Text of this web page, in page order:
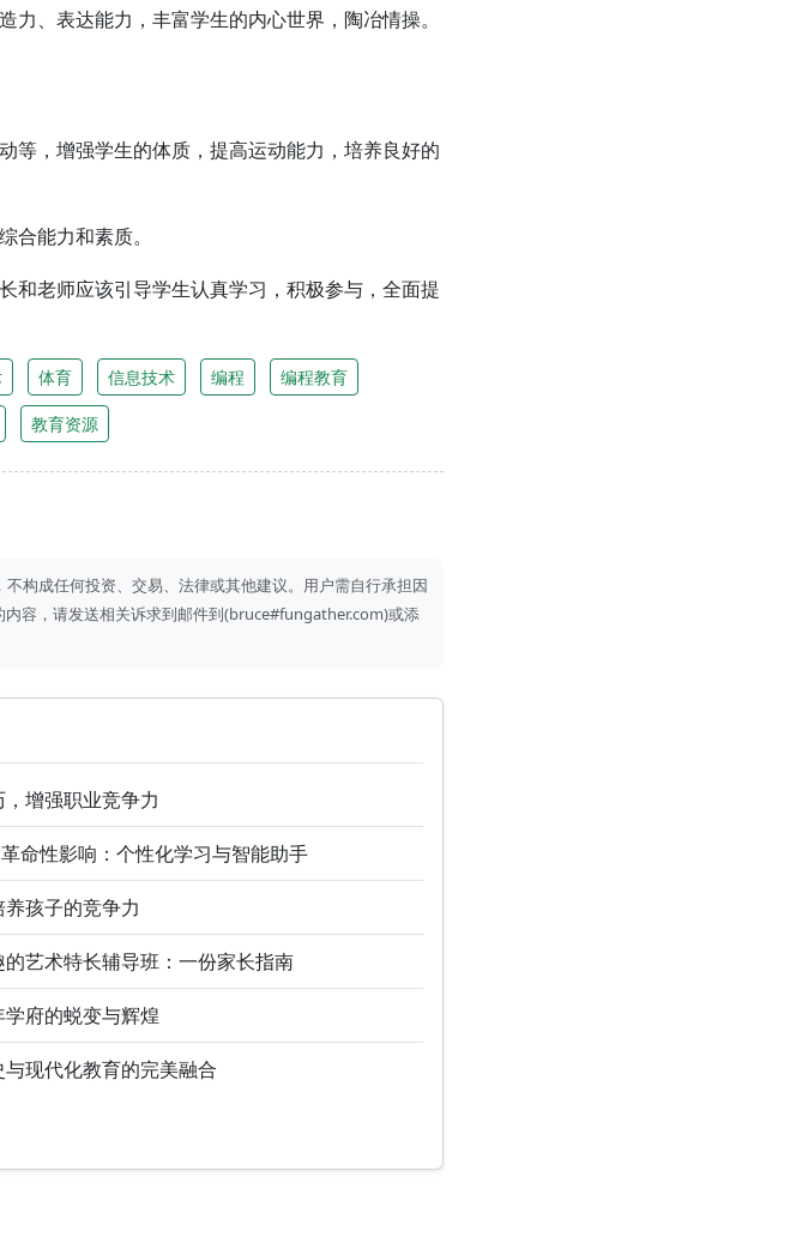
、表达能力，丰富学生的内心世界，陶冶情操。
等，增强学生的体质，提高运动能力，培养良好的
能力和素质。
和老师应该引导学生认真学习，积极参与，全面提
体育 信息技术 编程 编程教育
教育资源
构成任何投资、交易、法律或其他建议。用户需自行承担因
容，请发送相关诉求到邮件到(bruce#fungather.com)或添
增强职业竞争力
命性影响：个性化学习与智能助手
孩子的竞争力
艺术特长辅导班：一份家长指南
府的蜕变与辉煌
现代化教育的完美融合